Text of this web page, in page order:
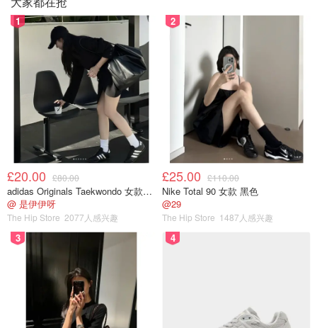
1
£20.00 £80.00
adidas Originals Taekwondo 女款黑色运动鞋
@ 是伊伊呀
The Hip Store 2077人感兴趣
2
£25.00 £110.00
Nike Total 90 女款 黑色
@29
The Hip Store 1487人感兴趣
3 4